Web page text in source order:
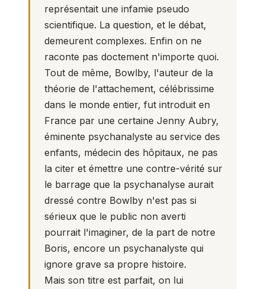
représentait une infamie pseudo
scientifique. La question, et le débat,
demeurent complexes. Enfin on ne
raconte pas doctement n'importe quoi.
Tout de même, Bowlby, l'auteur de la
théorie de l'attachement, célébrissime
dans le monde entier, fut introduit en
France par une certaine Jenny Aubry,
éminente psychanalyste au service des
enfants, médecin des hôpitaux, ne pas
la citer et émettre une contre-vérité sur
le barrage que la psychanalyse aurait
dressé contre Bowlby n'est pas si
sérieux que le public non averti
pourrait l'imaginer, de la part de notre
Boris, encore un psychanalyste qui
ignore grave sa propre histoire.
Mais son titre est parfait, on lui